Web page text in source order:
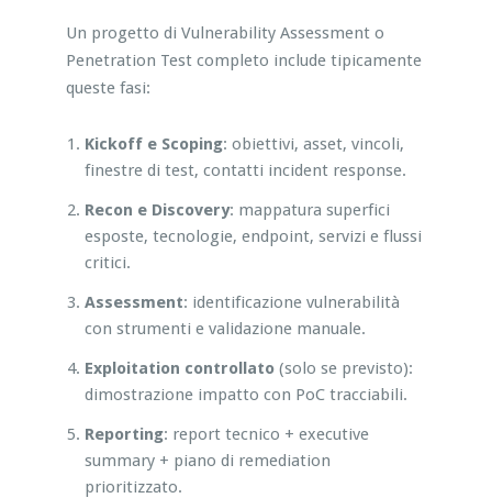
Un progetto di Vulnerability Assessment o
Penetration Test completo include tipicamente
queste fasi:
Kickoff e Scoping: obiettivi, asset, vincoli,
finestre di test, contatti incident response.
Recon e Discovery: mappatura superfici
esposte, tecnologie, endpoint, servizi e flussi
critici.
Assessment: identificazione vulnerabilità
con strumenti e validazione manuale.
Exploitation controllato(solo se previsto):
dimostrazione impatto con PoC tracciabili.
Reporting: report tecnico + executive
summary + piano di remediation
prioritizzato.